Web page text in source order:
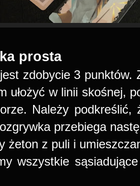
prosta
zdobycie 3 punktów.
ułożyć w linii skośnej,
Należy
przebiega
żeton z puli i
wszystkie